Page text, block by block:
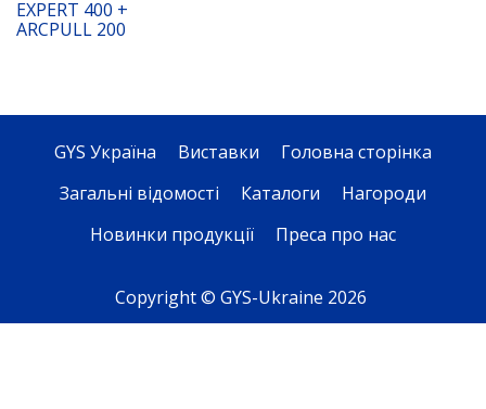
EXPERT 400 +
ARCPULL 200
GYS Україна Виставки
Головна сторінка
Загальні відомості
Каталоги
Нагороди
Новинки продукції
Преса про нас
Copyright © GYS-Ukraine 2026